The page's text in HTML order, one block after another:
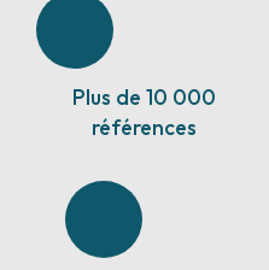
Plus de 10 000
références